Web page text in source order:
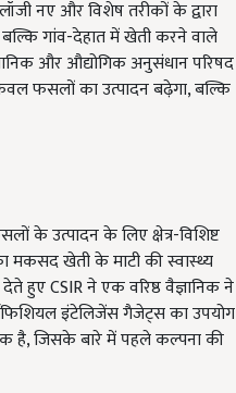
नए और विशेष तरीकों के द्वारा
गांव-देहात में खेती करने वाले
और औद्योगिक अनुसंधान परिषद
फसलों का उत्पादन बढ़ेगा, बल्कि
के उत्पादन के लिए क्षेत्र-विशिष्ट
मकसद खेती के माटी की स्वास्थ्य
हुए CSIR ने एक वरिष्ठ वैज्ञानिक ने
इंटेलिजेंस गैजेट्स का उपयोग
है, जिसके बारे में पहले कल्पना की